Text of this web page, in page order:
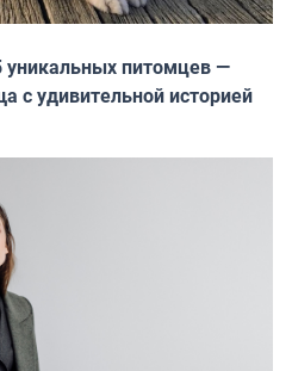
уникальных питомцев —
с удивительной историей